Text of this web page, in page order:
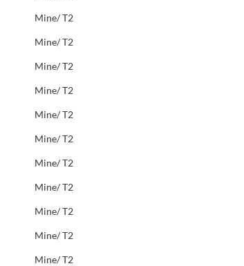
Mine/ T2
Mine/ T2
Mine/ T2
Mine/ T2
Mine/ T2
Mine/ T2
Mine/ T2
Mine/ T2
Mine/ T2
Mine/ T2
Mine/ T2